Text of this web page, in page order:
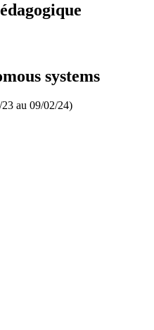
systems
au 09/02/24)